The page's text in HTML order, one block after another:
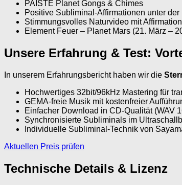
PAISTE Planet Gongs & Chimes
Positive Subliminal-Affirmationen unter
Stimmungsvolles Naturvideo mit
Element Feuer – Planet Mars (21. März –
Unsere Erfahrung & Test:
In unserem Erfahrungsbericht haben wir die
Hochwertiges 32bit/96kHz Mastering für
GEMA-freie Musik mit kostenfreier
Einfacher Download in CD-Qualität (WAV
Synchronisierte Subliminals im
Individuelle Subliminal-Technik von
Aktuellen Preis prüfen
Technische Details & Lizenz